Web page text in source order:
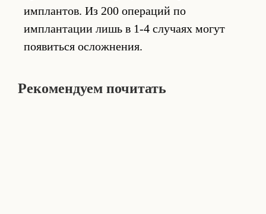
имплантов. Из 200 операций по
имплантации лишь в 1-4 случаях могут
появиться осложнения.
Рекомендуем почитать